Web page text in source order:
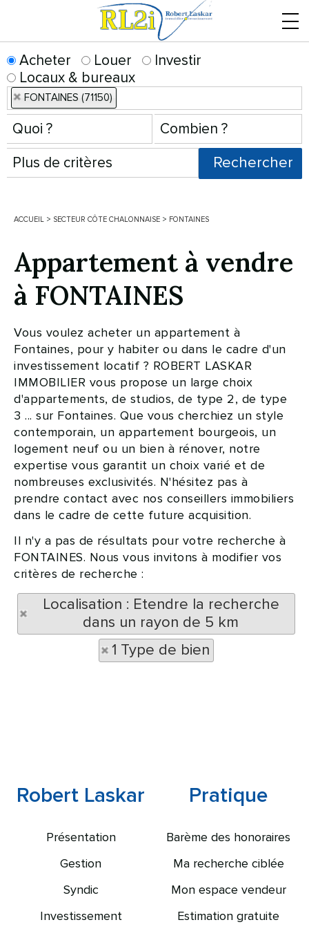
Acheter Louer
Investir
Locaux & bureaux
FONTAINES (71150)
ACCUEIL > SECTEUR CÔTE CHALONNAISE > FONTAINES
Appartement à vendre
à FONTAINES
Vous voulez acheter un appartement à
Fontaines, pour y habiter ou dans le cadre d'un
investissement locatif ? ROBERT LASKAR
IMMOBILIER vous propose un large choix
d'appartements, de studios, de type 2, de type
3 ... sur Fontaines. Que vous cherchiez un style
contemporain, un appartement bourgeois, un
logement neuf ou un bien à rénover, notre
expertise vous garantit un choix varié et de
nombreuses exclusivités. N'hésitez pas à
prendre contact avec nos conseillers immobiliers
dans le cadre de cette future acquisition.
Il n'y a pas de résultats pour votre recherche à
FONTAINES. Nous vous invitons à modifier vos
critères de recherche :
Localisation : Etendre la recherche
dans un rayon de 5 km
1 Type de bien
Robert Laskar
Présentation
Gestion
Syndic
Investissement
Pratique
Barème des honoraires
Ma recherche ciblée
Mon espace vendeur
Estimation gratuite